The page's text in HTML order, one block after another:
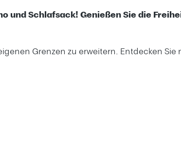
und Schlafsack! Genießen Sie die
Grenzen zu erweitern. Entdecken